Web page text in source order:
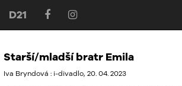
D21
Starší/mladší bratr Emila
Iva Bryndová : i-divadlo, 20. 04. 2023